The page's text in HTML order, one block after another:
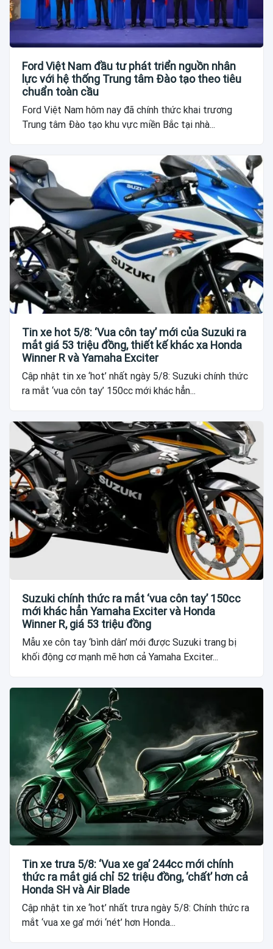
Ford Việt Nam đầu tư phát triển nguồn nhân
lực với hệ thống Trung tâm Đào tạo theo tiêu
chuẩn toàn cầu
Ford Việt Nam hôm nay đã chính thức khai trương
Trung tâm Đào tạo khu vực miền Bắc tại nhà...
Tin xe hot 5/8: ‘Vua côn tay’ mới của Suzuki ra
mắt giá 53 triệu đồng, thiết kế khác xa Honda
Winner R và Yamaha Exciter
Cập nhật tin xe ‘hot’ nhất ngày 5/8: Suzuki chính thức
ra mắt ‘vua côn tay’ 150cc mới khác hẳn...
Suzuki chính thức ra mắt ‘vua côn tay’ 150cc
mới khác hẳn Yamaha Exciter và Honda
Winner R, giá 53 triệu đồng
Mẫu xe côn tay ‘bình dân’ mới được Suzuki trang bị
khối động cơ mạnh mẽ hơn cả Yamaha Exciter...
Tin xe trưa 5/8: ‘Vua xe ga’ 244cc mới chính
thức ra mắt giá chỉ 52 triệu đồng, ‘chất’ hơn cả
Honda SH và Air Blade
Cập nhật tin xe ‘hot’ nhất trưa ngày 5/8: Chính thức ra
mắt ‘vua xe ga’ mới ‘nét’ hơn Honda...